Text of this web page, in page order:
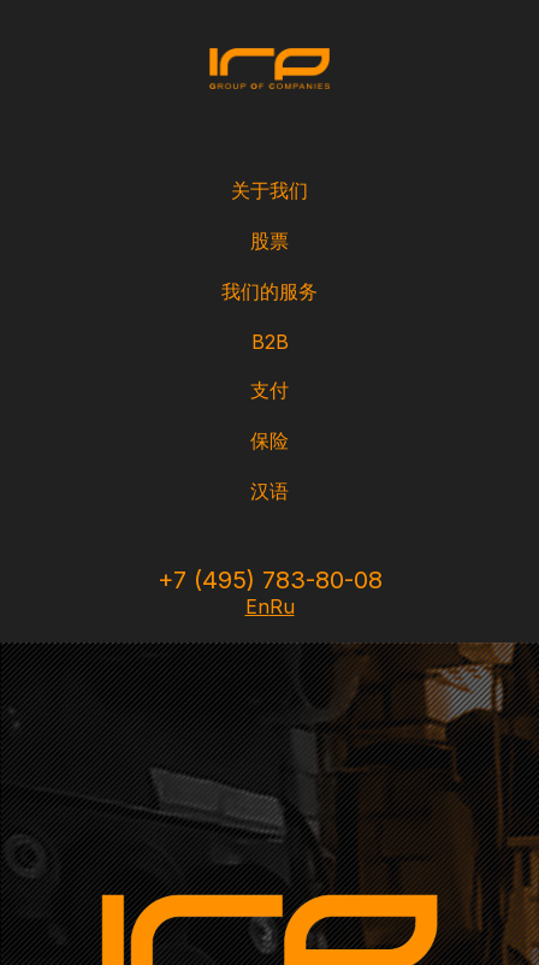
关于我们
股票
我们的服务
B2B
支付
保险
汉语
+7 (495) 783-80-08
EnRu